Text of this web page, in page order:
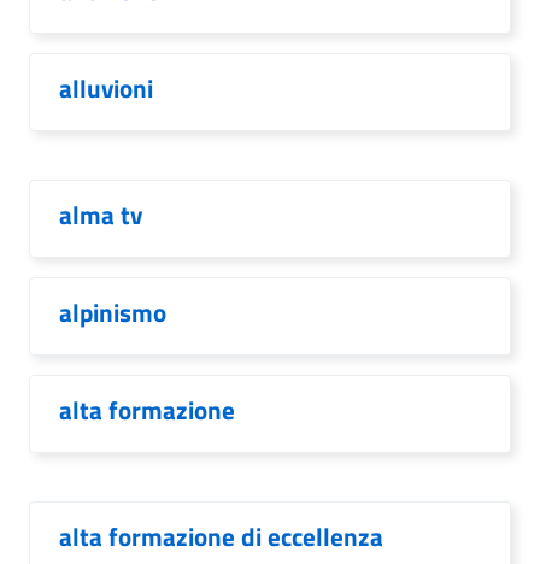
alluvioni
alma tv
alpinismo
alta formazione
alta formazione di eccellenza